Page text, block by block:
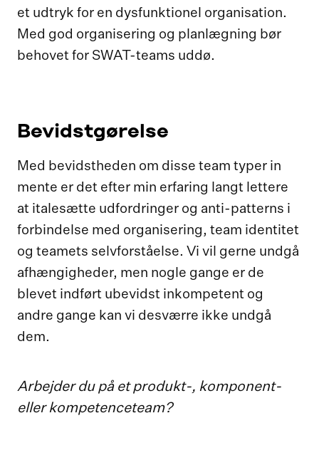
et udtryk for en dysfunktionel organisation.
Med god organisering og planlægning bør
behovet for SWAT-teams uddø.
Bevidstgørelse
Med bevidstheden om disse team typer in
mente er det efter min erfaring langt lettere
at italesætte udfordringer og anti-patterns i
forbindelse med organisering, team identitet
og teamets selvforståelse. Vi vil gerne undgå
afhængigheder, men nogle gange er de
blevet indført ubevidst inkompetent og
andre gange kan vi desværre ikke undgå
dem.
Arbejder du på et produkt-, komponent-
eller kompetenceteam?